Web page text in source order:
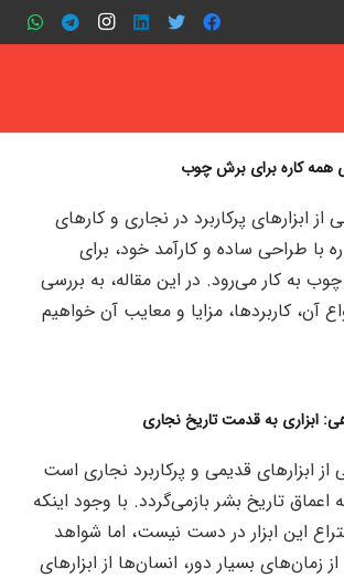
همه کاره برای برش چوب
از ابزارهای پرکاربرد در نجاری و کارهای
با طراحی ساده و کارآمد خود، برای
به کار می‌رود. در این مقاله، به بررسی
آن، کاربردها، مزایا و معایب آن خواهیم
ابزاری به قدمت تاریخ نجاری
از ابزارهای قدیمی و پرکاربرد نجاری است
تاریخ بشر بازمی‌گردد. با وجود اینکه
این ابزار در دست نیست، اما شواهد
زمان‌های بسیار دور، انسان‌ها از ابزارهای